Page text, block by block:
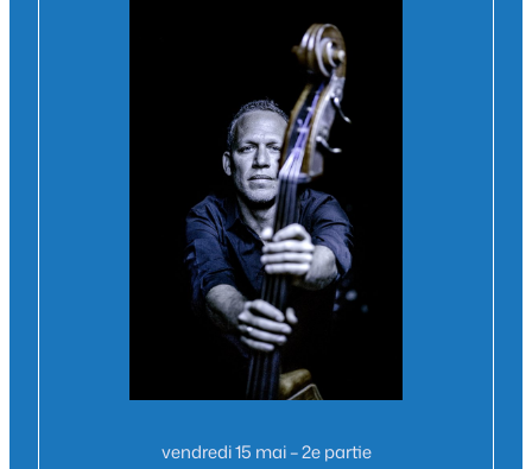
vendredi 15 mai – 2e partie